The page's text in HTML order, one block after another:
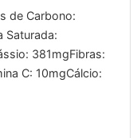
de Carbono:
Saturada:
381mgFibras:
C: 10mgCálcio: